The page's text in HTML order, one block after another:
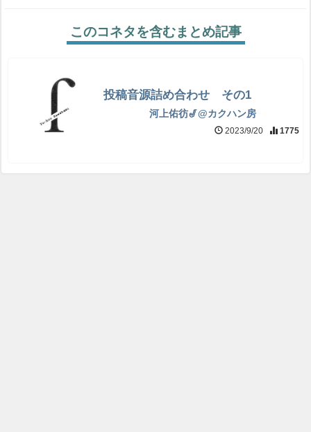
このコネタを含むまとめ記事
投稿音源詰め合わせ その1
河上佑彷🎷@カクハン房
2023/9/20 1775